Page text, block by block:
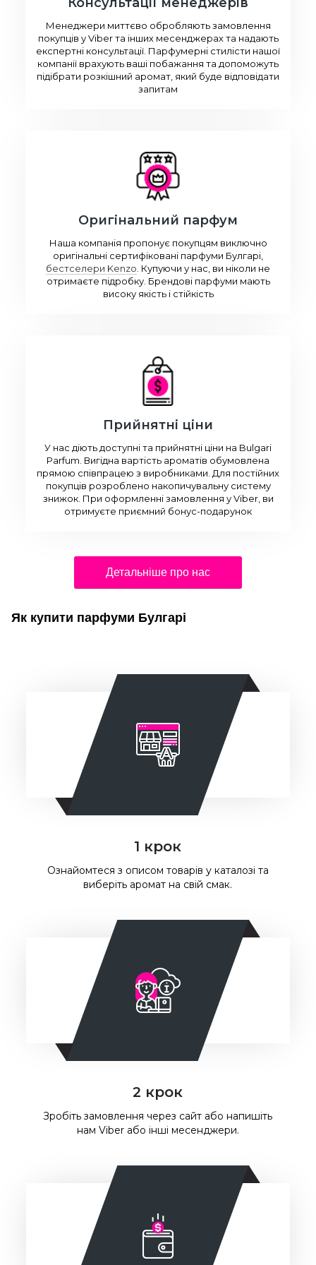
Менеджери миттєво обробляють замовлення
покупців у Viber та інших месенджерах та надають
експертні консультації. Парфумерні стилісти нашої
компанії врахують ваші побажання та допоможуть
підібрати розкішний аромат, який буде відповідати
запитам
Оригінальний парфум
Наша компанія пропонує покупцям виключно
оригінальні сертифіковані парфуми Булгарі,
бестселери Kenzo. Купуючи у нас, ви ніколи не
отримаєте підробку. Брендові парфуми мають
високу якість і стійкість
Прийнятні ціни
У нас діють доступні та прийнятні ціни на Bulgari
Parfum. Вигідна вартість ароматів обумовлена
прямою співпрацею з виробниками. Для постійних
покупців розроблено накопичувальну систему
знижок. При оформленні замовлення у Viber, ви
отримуєте приємний бонус-подарунок
Детальніше про нас
Як купити парфуми Булгарі
1 крок
Ознайомтеся з описом товарів у каталозі та
виберіть аромат на свій смак.
2 крок
Зробіть замовлення через сайт або напишіть
нам Viber або інші месенджери.